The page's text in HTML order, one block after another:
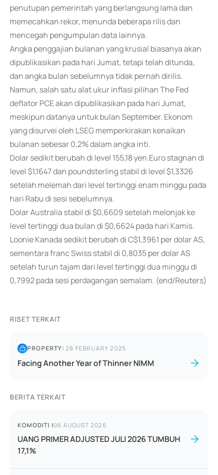
penutupan pemerintah yang berlangsung lama dan
memecahkan rekor, menunda beberapa rilis dan
mencegah pengumpulan data lainnya.
Angka penggajian bulanan yang krusial biasanya akan
dipublikasikan pada hari Jumat, tetapi telah ditunda,
dan angka bulan sebelumnya tidak pernah dirilis.
Namun, salah satu alat ukur inflasi pilihan The Fed
deflator PCE akan dipublikasikan pada hari Jumat,
meskipun datanya untuk bulan September. Ekonom
yang disurvei oleh LSEG memperkirakan kenaikan
bulanan sebesar 0,2% dalam angka inti.
Dolar sedikit berubah di level 155,18 yen.Euro stagnan di
level $1,1647 dan poundsterling stabil di level $1,3326
setelah melemah dari level tertinggi enam minggu pada
hari Rabu di sesi sebelumnya.
Dolar Australia stabil di $0,6609 setelah melonjak ke
level tertinggi dua bulan di $0,6624 pada hari Kamis.
Loonie Kanada sedikit berubah di C$1,3961 per dolar AS,
sementara franc Swiss stabil di 0,8035 per dolar AS
setelah turun tajam dari level tertinggi dua minggu di
0,7992 pada sesi perdagangan semalam. (end/Reuters)
RISET TERKAIT
PROPERTY|28 FEBRUARY 2025
Facing Another Year of Thinner NIMM
BERITA TERKAIT
KOMODITI |06 AUGUST 2026
UANG PRIMER ADJUSTED JULI 2026 TUMBUH
17,1%